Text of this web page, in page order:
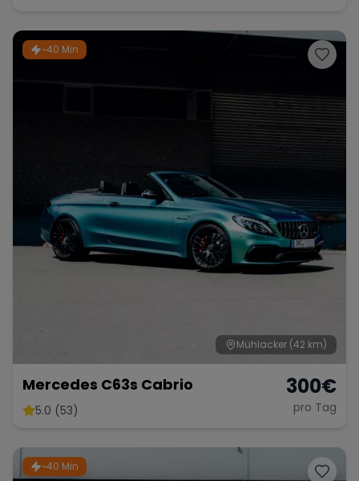
~40 Min
Mühlacker (42 km)
Mercedes C63s Cabrio
5.0 (53)
300€
pro Tag
~40 Min